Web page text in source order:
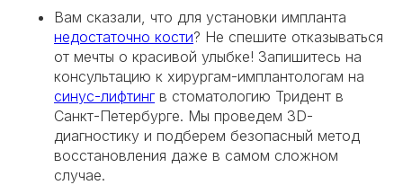
Вам сказали, что для установки импланта
недостаточно кости? Не спешите отказываться
от мечты о красивой улыбке! Запишитесь на
консультацию к хирургам-имплантологам на
синус-лифтинг в стоматологию Тридент в
Санкт-Петербурге. Мы проведем 3D-
диагностику и подберем безопасный метод
восстановления даже в самом сложном
случае.